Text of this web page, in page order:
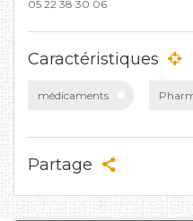
05 22 38 30 06
Caractéristiques
médicaments
Partage